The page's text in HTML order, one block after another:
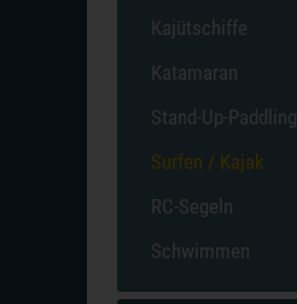
Kajütschiffe
Katamaran
Stand-Up-Paddling
Surfen / Kajak
RC-Segeln
Schwimmen